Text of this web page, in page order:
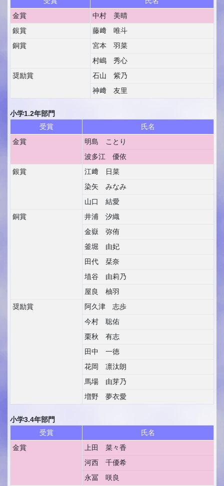
金賞
中村 美晴
銀賞
藤﨑 唯斗
銅賞
宮本 羽菜
村嶋 秀心
奨励賞
石山 紫乃
神﨑 友里
小学1.2年部門
受賞
氏名
金賞
明島 ことり
波多江 優依
銀賞
江﨑 日菜
染矢 みなみ
山口 結愛
銅賞
井浦 汐織
金嶽 弥侑
釜堀 由妃
田代 栞奈
埴谷 由莉乃
屋良 柚羽
奨励賞
阿久津 志歩
今村 聡佑
栗秋 有志
田中 一徳
花岡 凛汰朗
馬場 由芽乃
増野 夢衣愛
小学3.4年部門
受賞
氏名
金賞
上田 菜々香
河西 千優希
永冨 咲良